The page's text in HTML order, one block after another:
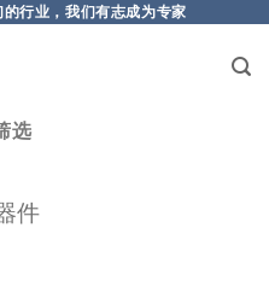
行业，我们有志成为专家
选
件